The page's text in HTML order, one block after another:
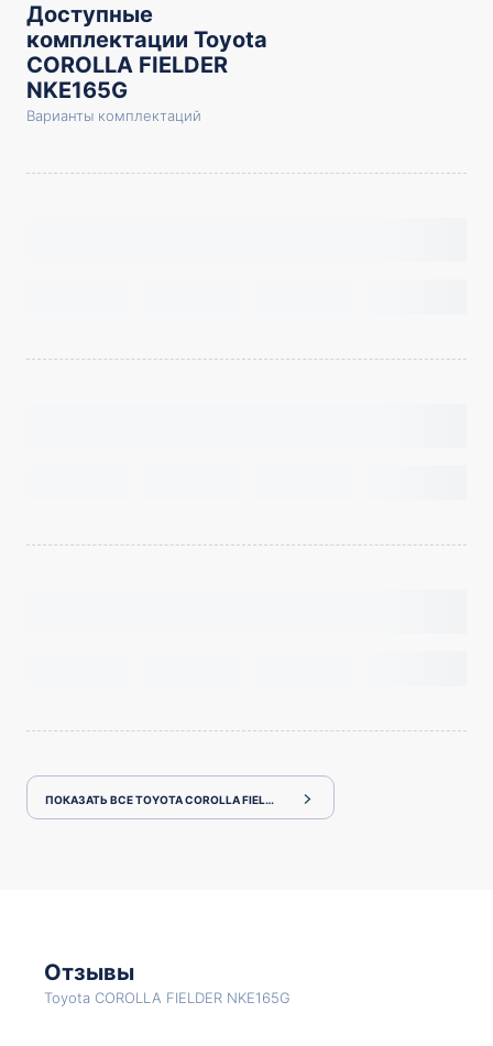
Доступные
комплектации Toyota
COROLLA FIELDER
NKE165G
Варианты комплектаций
ПОКАЗАТЬ ВСЕ TOYOTA COROLLA FIELDER NKE165G
Отзывы
Toyota COROLLA FIELDER NKE165G